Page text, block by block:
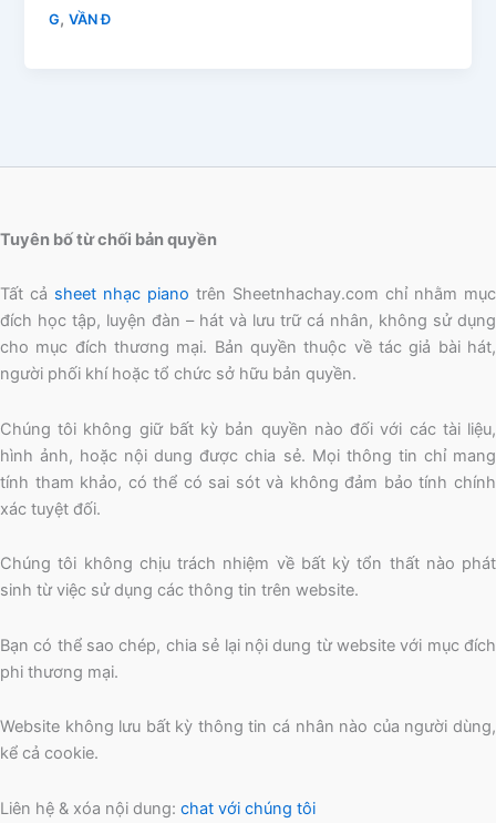
G,VẦN Đ
Tuyên bố từ chối bản quyền
Tất cả sheet nhạc piano trên Sheetnhachay.com chỉ nhằm mục
đích học tập, luyện đàn – hát và lưu trữ cá nhân, không sử dụng
cho mục đích thương mại. Bản quyền thuộc về tác giả bài hát,
người phối khí hoặc tổ chức sở hữu bản quyền.
Chúng tôi không giữ bất kỳ bản quyền nào đối với các tài liệu,
hình ảnh, hoặc nội dung được chia sẻ. Mọi thông tin chỉ mang
tính tham khảo, có thể có sai sót và không đảm bảo tính chính
xác tuyệt đối.
Chúng tôi không chịu trách nhiệm về bất kỳ tổn thất nào phát
sinh từ việc sử dụng các thông tin trên website.
Bạn có thể sao chép, chia sẻ lại nội dung từ website với mục đích
phi thương mại.
Website không lưu bất kỳ thông tin cá nhân nào của người dùng,
kể cả cookie.
Liên hệ & xóa nội dung: chat với chúng tôi